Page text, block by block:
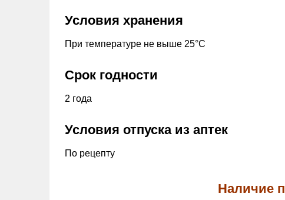
Условия хранения
При температуре не выше 25°С
Срок годности
2 года
Условия отпуска из аптек
По рецепту
Наличие